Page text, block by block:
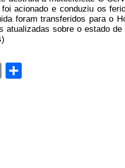
acionado e conduziu os
foram transferidos para o
atualizadas sobre o estado de
Copy